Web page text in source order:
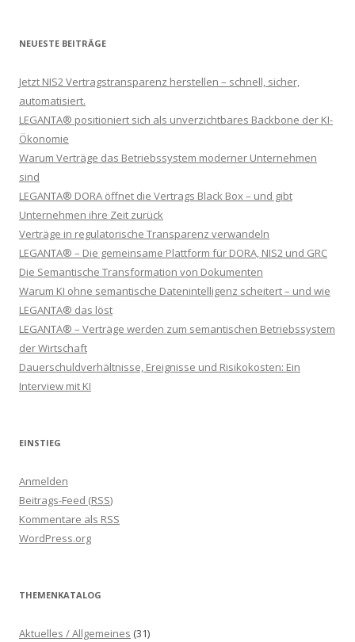
NEUESTE BEITRÄGE
Jetzt NIS2 Vertragstransparenz herstellen – schnell, sicher,
automatisiert.
LEGANTA® positioniert sich als unverzichtbares Backbone der KI-
Ökonomie
Warum Verträge das Betriebssystem moderner Unternehmen
sind
LEGANTA® DORA öffnet die Vertrags Black Box – und gibt
Unternehmen ihre Zeit zurück
Verträge in regulatorische Transparenz verwandeln
LEGANTA® – Die gemeinsame Plattform für DORA, NIS2 und GRC
Die Semantische Transformation von Dokumenten
Warum KI ohne semantische Datenintelligenz scheitert – und wie
LEGANTA® das löst
LEGANTA® – Verträge werden zum semantischen Betriebssystem
der Wirtschaft
Dauerschuldverhältnisse, Ereignisse und Risikokosten: Ein
Interview mit KI
EINSTIEG
Anmelden
Beitrags-Feed (RSS)
Kommentare als RSS
WordPress.org
THEMENKATALOG
Aktuelles / Allgemeines (31)